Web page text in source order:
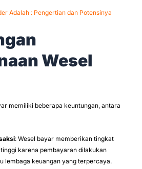
Adalah : Pengertian dan Potensinya
Wesel
memiliki beberapa keuntungan, antara
: Wesel bayar memberikan tingkat
karena pembayaran dilakukan
lembaga keuangan yang terpercaya.